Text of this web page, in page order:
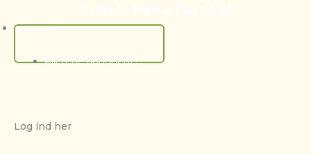
200.00kr.
Allerede abonnent?
Log ind her